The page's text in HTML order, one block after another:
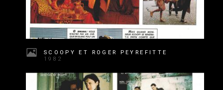
SCOOPY ET ROGER PEYREFITTE
1982